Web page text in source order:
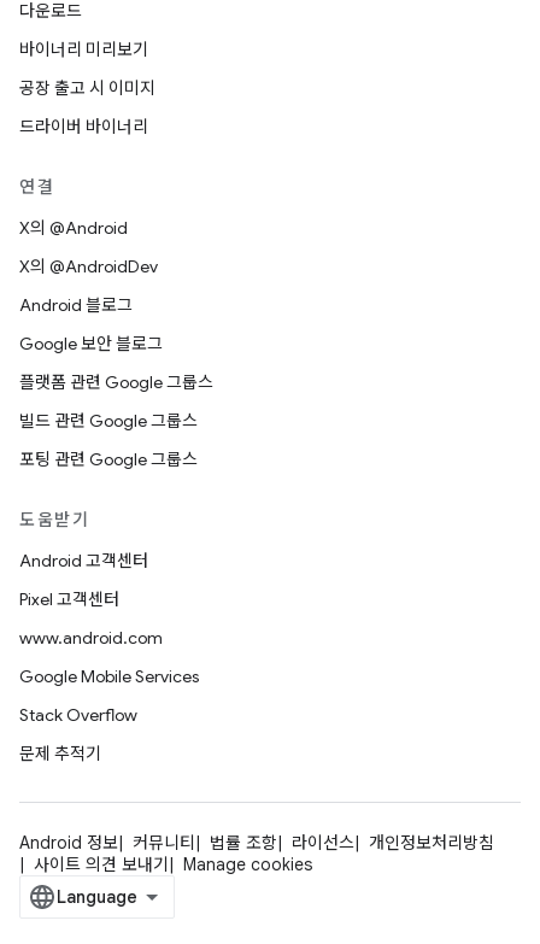
다운로드
바이너리 미리보기
공장 출고 시 이미지
드라이버 바이너리
연결
X의 @Android
X의 @AndroidDev
Android 블로그
Google 보안 블로그
플랫폼 관련 Google 그룹스
빌드 관련 Google 그룹스
포팅 관련 Google 그룹스
도움받기
Android 고객센터
Pixel 고객센터
www.android.com
Google Mobile Services
Stack Overflow
문제 추적기
Android 정보 커뮤니티 법률 조항 라이선스
개인정보처리방침
사이트 의견 보내기
Manage cookies